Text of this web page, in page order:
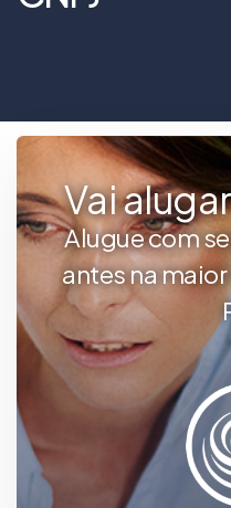
Vai
Alugue com
antes na